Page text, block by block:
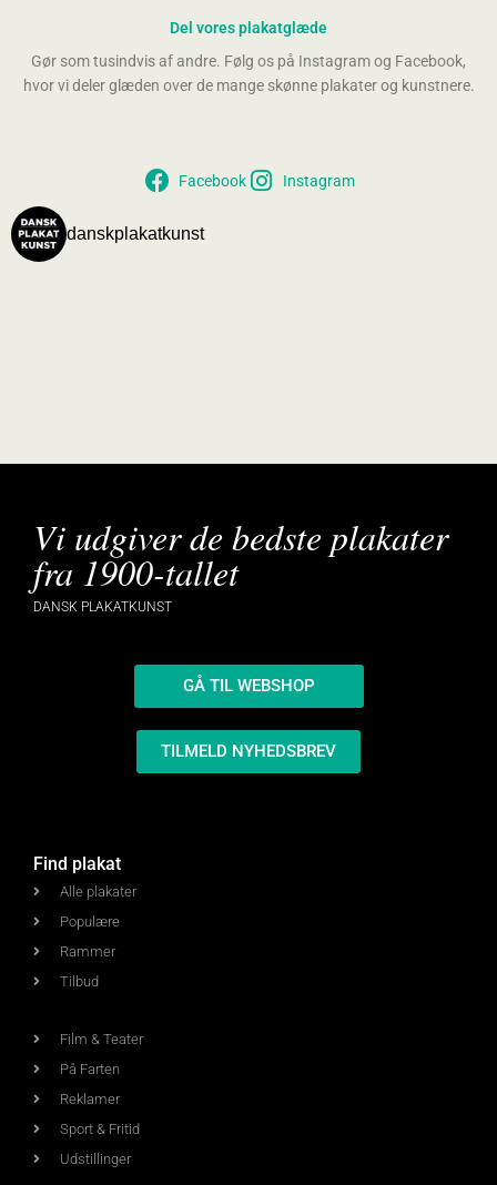
Del vores plakatglæde
Gør som tusindvis af andre. Følg os på Instagram og Facebook,
hvor vi deler glæden over de mange skønne plakater og kunstnere.
Facebook Instagram
danskplakatkunst
Vi udgiver de bedste plakater
fra 1900-tallet
DANSK PLAKATKUNST
GÅ TIL WEBSHOP
TILMELD NYHEDSBREV
Find plakat
Alle plakater
Populære
Rammer
Tilbud
Film & Teater
På Farten
Reklamer
Sport & Fritid
Udstillinger